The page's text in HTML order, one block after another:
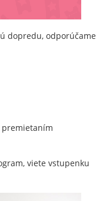
dopredu, odporúčame
premietaním
viete vstupenku